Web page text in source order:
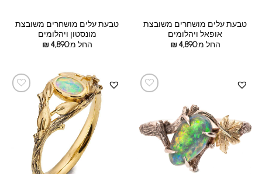
טבעת עלים מושחרים משובצת
אופאל ויהלומים
החל מ:
₪4,890
טבעת עלים מושחרים משובצת
מונסטון ויהלומים
החל מ:
₪4,890